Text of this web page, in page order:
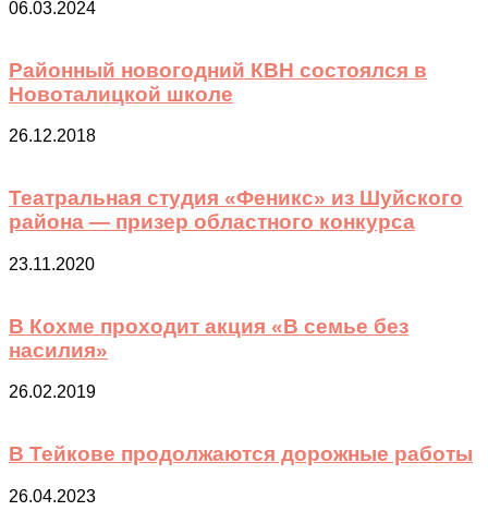
06.03.2024
Районный новогодний КВН состоялся в
Новоталицкой школе
26.12.2018
Театральная студия «Феникс» из Шуйского
района — призер областного конкурса
23.11.2020
В Кохме проходит акция «В семье без
насилия»
26.02.2019
В Тейкове продолжаются дорожные работы
26.04.2023